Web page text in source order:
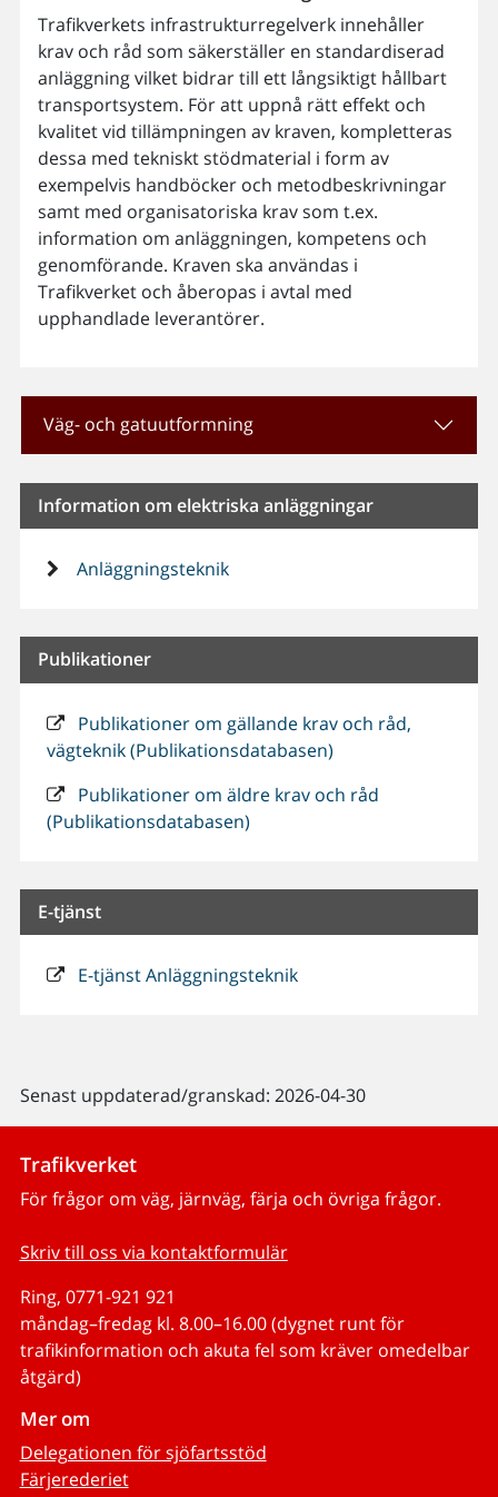
Trafikverkets infrastrukturregelverk innehåller
krav och råd som säkerställer en standardiserad
anläggning vilket bidrar till ett långsiktigt hållbart
transportsystem. För att uppnå rätt effekt och
kvalitet vid tillämpningen av kraven, kompletteras
dessa med tekniskt stödmaterial i form av
exempelvis handböcker och metodbeskrivningar
samt med organisatoriska krav som t.ex.
information om anläggningen, kompetens och
genomförande. Kraven ska användas i
Trafikverket och åberopas i avtal med
upphandlade leverantörer.​
Väg- och gatuutformning
Information om elektriska anläggningar
Anläggningsteknik
Publikationer
Publikationer om gällande krav och råd,
vägteknik (Publikationsdatabasen)
Publikationer om äldre krav och råd
(Publikationsdatabasen)
E-tjänst
E-tjänst Anläggningsteknik
Senast uppdaterad/granskad: 2026-04-30
Trafikverket
För frågor om väg, järnväg, färja och övriga frågor.
Skriv till oss via kontaktformulär
Ring, 0771-921 921
måndag–fredag kl. 8.00–16.00 (dygnet runt för
trafikinformation och akuta fel som kräver omedelbar
åtgärd)
Mer om
Delegationen för sjöfartsstöd
Färjerederiet